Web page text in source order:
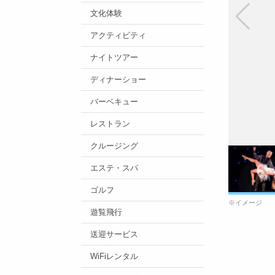
※イメージ
文化体験
アクティビティ
ナイトツアー
ディナーショー
バーベキュー
レストラン
クルージング
エステ・スパ
ゴルフ
遊覧飛行
送迎サービス
WiFiレンタル